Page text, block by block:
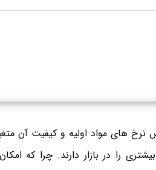
نرخ های مواد اولیه و کیفیت آن
را در بازار دارند. چرا که